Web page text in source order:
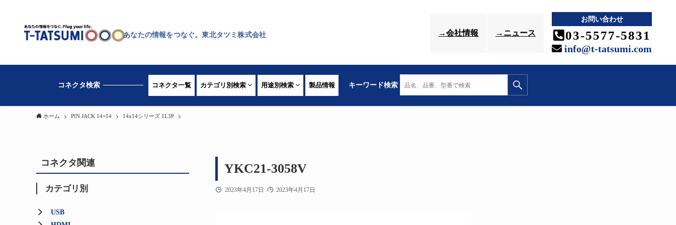
あなたの情報をつなぐ。東北タツミ株式会社 →会社情報 →ニュース
お問い合わせ
03-5577-5831
info@t-tatsumi.com
コネクタ一覧 カテゴリ別検索 用途別検索 製品情報 キーワード検索
ホーム PIN JACK 14×14 14x14シリーズ 1L3P
YKC21-3058V
2023年4月17日 2023年4月17日
コネクタ関連
カテゴリ別
USB